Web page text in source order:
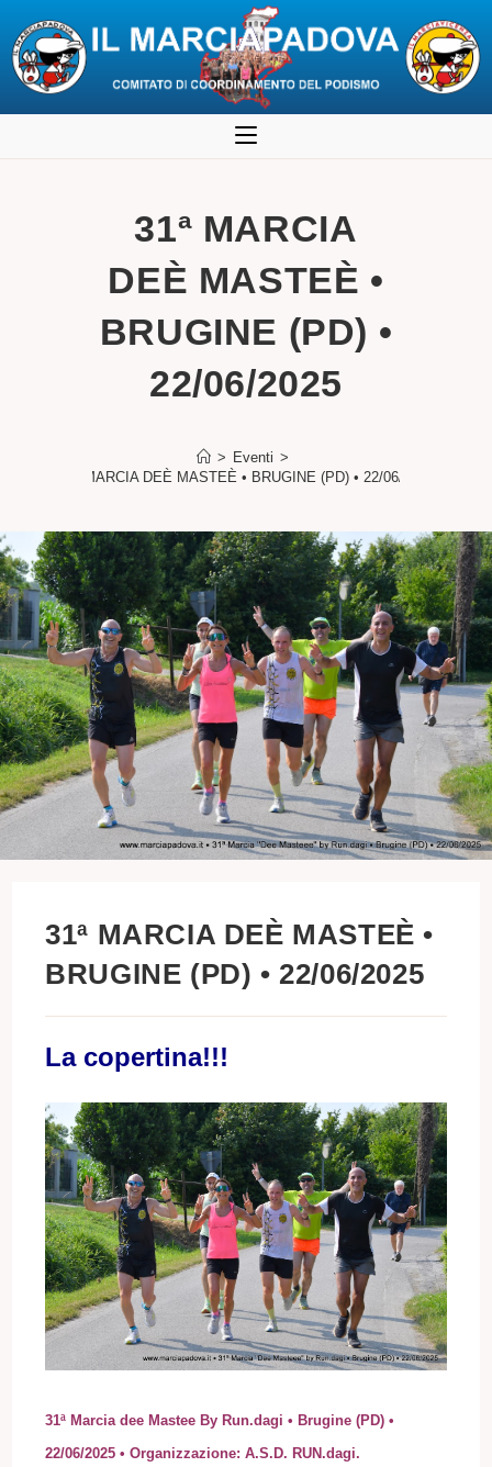
al
31ª MARCIA
DEÈ MASTEÈ •
BRUGINE (PD) •
22/06/2025
> Eventi >
31ª MARCIA DEÈ MASTEÈ • BRUGINE (PD) • 22/06/2025
31ª MARCIA DEÈ MASTEÈ •
BRUGINE (PD) • 22/06/2025
La copertina!!!
31ª Marcia dee Mastee By Run.dagi • Brugine (PD) •
22/06/2025 • Organizzazione: A.S.D. RUN.dagi.